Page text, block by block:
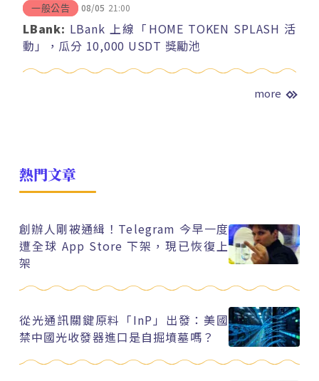
一般公告 08/05 21:00
LBank: LBank 上線「HOME TOKEN SPLASH 活
動」，瓜分 10,000 USDT 獎勵池
more
熱門文章
創辦人剛被通緝！Telegram 今早一度
遭全球 App Store 下架，現已恢復上
架
從光通訊關鍵原料「InP」出發：美國
禁中國光收發器進口是自掘墳墓嗎？